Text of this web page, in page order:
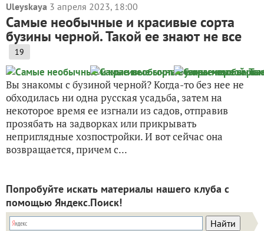
Uleyskaya 3 апреля 2023, 18:00
Самые необычные и красивые сорта
бузины черной. Такой ее знают не все
19
Вы знакомы с бузиной черной? Когда-то без нее не
обходилась ни одна русская усадьба, затем на
некоторое время ее изгнали из садов, отправив
прозябать на задворках или прикрывать
неприглядные хозпостройки. И вот сейчас она
возвращается, причем с...
Попробуйте искать материалы нашего клуба с
помощью Яндекс.Поиск!